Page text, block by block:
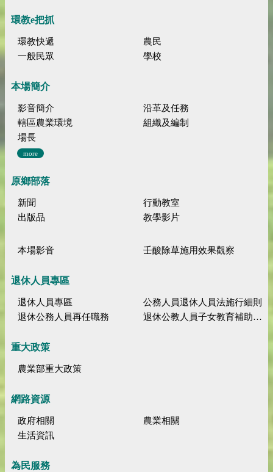
環教e把抓
環教快遞
農民
一般民眾
學校
本場簡介
影音簡介
沿革及任務
轄區農業環境
組織及編制
場長
more
原鄉部落
新聞
行動教室
出版品
教學影片
本場影音 壬酸除草施用效果觀察
退休人員專區
退休人員專區
公務人員退休人員法施行細則
退休公務人員再任職務
退休公教人員子女教育補助規定
重大政策
農業部重大政策
網路資源
政府相關
農業相關
生活資訊
為民服務